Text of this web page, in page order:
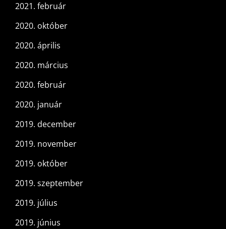
2021. február
2020. október
2020. április
2020. március
2020. február
2020. január
2019. december
2019. november
2019. október
2019. szeptember
2019. július
2019. június